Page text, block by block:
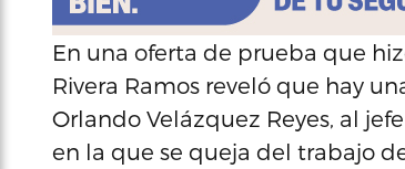
En una oferta de prueba que
Rivera Ramos reveló que hay
Orlando Velázquez Reyes, al
en la que se queja del trabajo